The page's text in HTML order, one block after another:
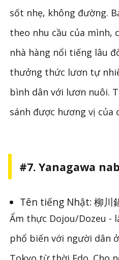
sốt nhẹ, không đường.
theo nhu cầu của mình,
nhà hàng nổi tiếng lâu
thưởng thức lươn tự
bình dân với lươn nuôi.
sánh được hương vị của
#7. Yanagawa
Tên tiếng Nhật: 柳川
Ẩm thực Dojou/Dozeu -
phổ biến với người dân